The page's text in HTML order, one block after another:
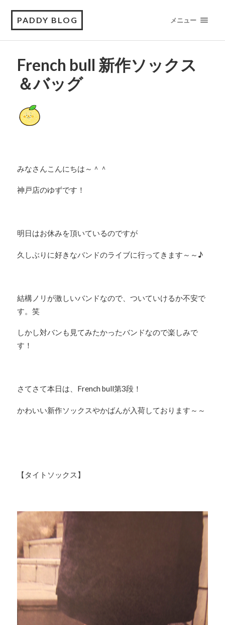
PADDY BLOG メニュー
French bull 新作ソックス
＆バッグ
みなさんこんにちは～＾＾
神戸店のゆずです！
明日はお休みを頂いているのですが
久しぶりに好きなバンドのライブに行ってきます～～♪
結構ノリが激しいバンドなので、ついていけるか不安で
す。笑
しかし対バンも見てみたかったバンドなので楽しみで
す！
さてさて本日は、French bull第3段！
かわいい新作ソックスやかばんが入荷しております～～
【タイトソックス】